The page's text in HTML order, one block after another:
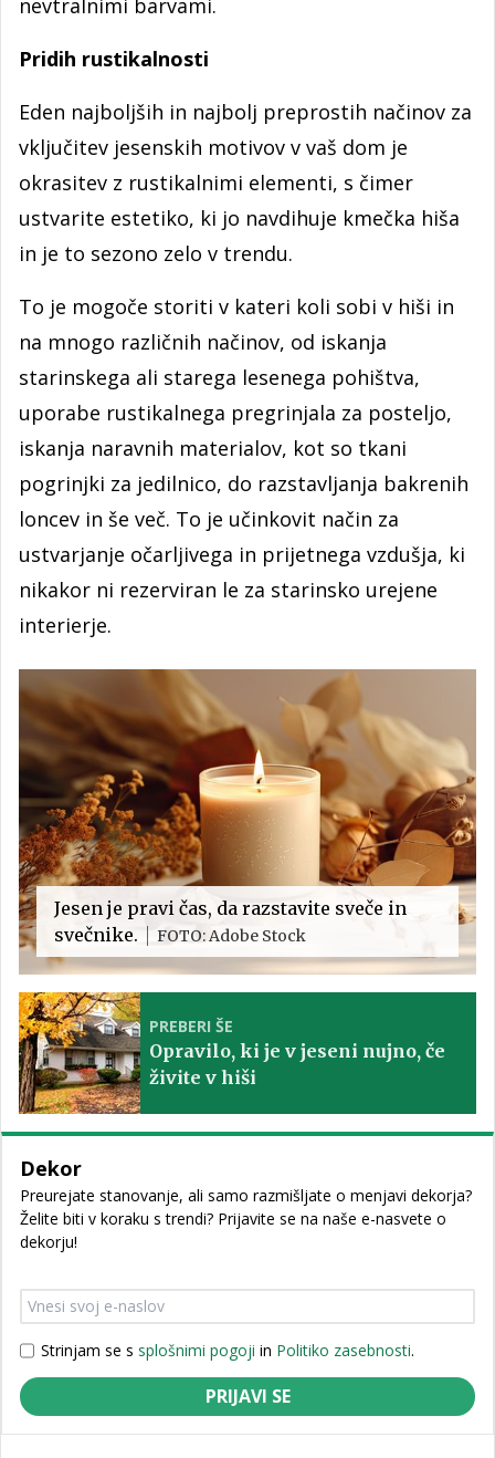
nevtralnimi barvami.
Pridih rustikalnosti
Eden najboljših in najbolj preprostih načinov za
vključitev jesenskih motivov v vaš dom je
okrasitev z rustikalnimi elementi, s čimer
ustvarite estetiko, ki jo navdihuje kmečka hiša
in je to sezono zelo v trendu.
To je mogoče storiti v kateri koli sobi v hiši in
na mnogo različnih načinov, od iskanja
starinskega ali starega lesenega pohištva,
uporabe rustikalnega pregrinjala za posteljo,
iskanja naravnih materialov, kot so tkani
pogrinjki za jedilnico, do razstavljanja bakrenih
loncev in še več. To je učinkovit način za
ustvarjanje očarljivega in prijetnega vzdušja, ki
nikakor ni rezerviran le za starinsko urejene
interierje.
Jesen je pravi čas, da razstavite sveče in
svečnike.
FOTO: Adobe Stock
PREBERI ŠE
Opravilo, ki je v jeseni nujno, če
živite v hiši
Dekor
Preurejate stanovanje, ali samo razmišljate o menjavi dekorja?
Želite biti v koraku s trendi? Prijavite se na naše e-nasvete o
dekorju!
Strinjam se s splošnimi pogoji in Politiko zasebnosti.
PRIJAVI SE